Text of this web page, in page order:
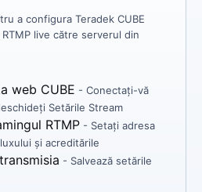
a configura Teradek CUBE
live către serverul din
web CUBE - Conectați-vă
Setările Stream
RTMP - Setați adresa
și acreditările
- Salvează setările